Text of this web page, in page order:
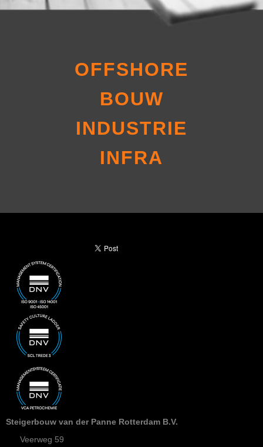
OFFSHORE
BOUW
INDUSTRIE
INFRA
Steigerbouw van der Panne Rotterdam B.V.
Veerweg 59